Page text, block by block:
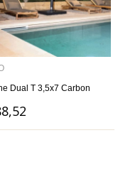
Dual T 3,5x7 Carbon